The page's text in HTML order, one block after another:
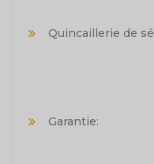
Quincaillerie de
Garantie: